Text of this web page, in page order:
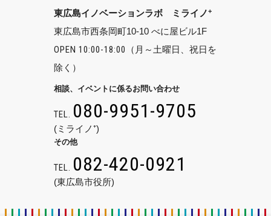
東広島イノベーションラボ ミライノ+
東広島市西条岡町10-10 べに屋ビル1F
OPEN 10:00-18:00
（月～土曜日、祝日を
除く）
相談、イベントに係るお問い合わせ
TEL. 080-9951-9705
(ミライノ⁺)
その他
TEL. 082-420-0921
(東広島市役所)